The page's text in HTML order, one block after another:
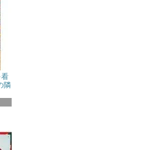
看
隣